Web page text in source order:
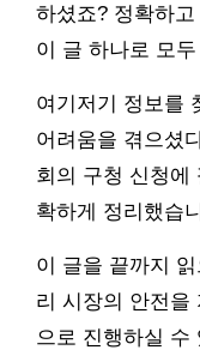
하셨죠? 정확하
이 글 하나로 모
여기저기 정보를
어려움을 겪으셨
회의 구청 신청에
확하게 정리했습
이 글을 끝까지
리 시장의 안전을
으로 진행하실 수